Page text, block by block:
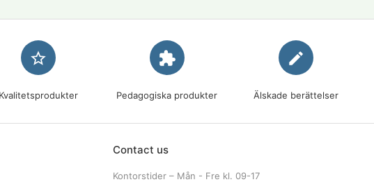
star_border
Kvalitetsprodukter
extension
Pedagogiska produkter
edit
Älskade berättelser
Contact us
Kontorstider – Mån - Fre kl. 09-17